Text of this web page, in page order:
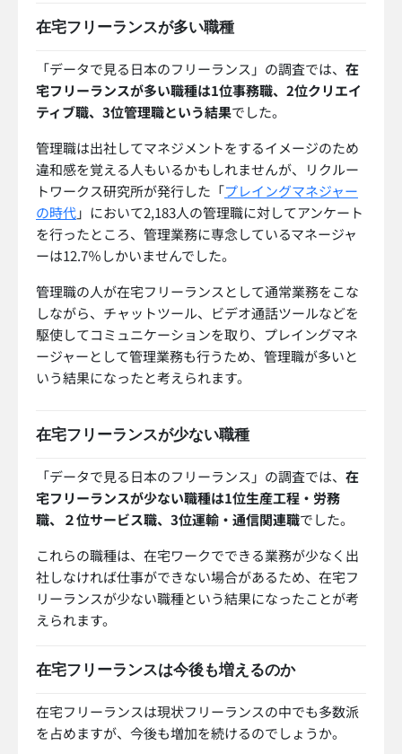
在宅フリーランスが多い職種
「データで見る日本のフリーランス」の調査では、 在
宅フリーランスが多い職種は1位事務職、2位クリエイ
ティブ職、3位管理職という結果でした。
管理職は出社してマネジメントをするイメージのため
違和感を覚える人もいるかもしれませんが、リクルー
トワークス研究所が発行した「プレイングマネジャー
の時代」において2,183人の管理職に対してアンケート
を行ったところ、管理業務に専念しているマネージャ
ーは12.7％しかいませんでした。
管理職の人が在宅フリーランスとして通常業務をこな
しながら、チャットツール、ビデオ通話ツールなどを
駆使してコミュニケーションを取り、プレイングマネ
ージャーとして管理業務も行うため、管理職が多いと
いう結果になったと考えられます。
在宅フリーランスが少ない職種
「データで見る日本のフリーランス」の調査では、 在
宅フリーランスが少ない職種は1位生産工程・労務
職、２位サービス職、3位運輸・通信関連職でした。
これらの職種は、在宅ワークでできる業務が少なく出
社しなければ仕事ができない場合があるため、在宅フ
リーランスが少ない職種という結果になったことが考
えられます。
在宅フリーランスは今後も増えるのか
在宅フリーランスは現状フリーランスの中でも多数派
を占めますが、今後も増加を続けるのでしょうか。